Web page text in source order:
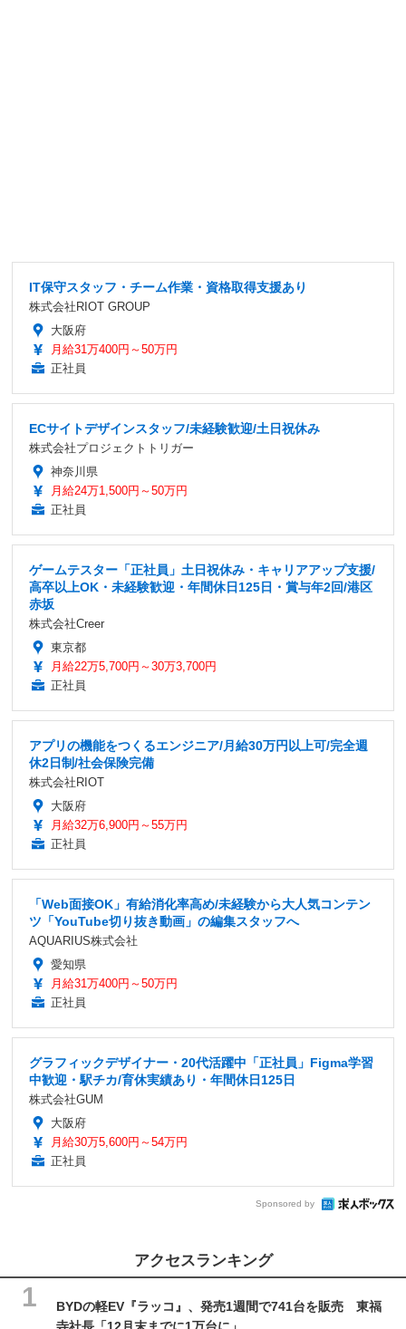
IT保守スタッフ・チーム作業・資格取得支援あり
株式会社RIOT GROUP
大阪府
月給31万400円～50万円
正社員
ECサイトデザインスタッフ/未経験歓迎/土日祝休み
株式会社プロジェクトトリガー
神奈川県
月給24万1,500円～50万円
正社員
ゲームテスター「正社員」土日祝休み・キャリアアップ支援/
高卒以上OK・未経験歓迎・年間休日125日・賞与年2回/港区
赤坂
株式会社Creer
東京都
月給22万5,700円～30万3,700円
正社員
アプリの機能をつくるエンジニア/月給30万円以上可/完全週
休2日制/社会保険完備
株式会社RIOT
大阪府
月給32万6,900円～55万円
正社員
「Web面接OK」有給消化率高め/未経験から大人気コンテン
ツ「YouTube切り抜き動画」の編集スタッフへ
AQUARIUS株式会社
愛知県
月給31万400円～50万円
正社員
グラフィックデザイナー・20代活躍中「正社員」Figma学習
中歓迎・駅チカ/育休実績あり・年間休日125日
株式会社GUM
大阪府
月給30万5,600円～54万円
正社員
Sponsored by
アクセスランキング
BYDの軽EV『ラッコ』、発売1週間で741台を販売 東福